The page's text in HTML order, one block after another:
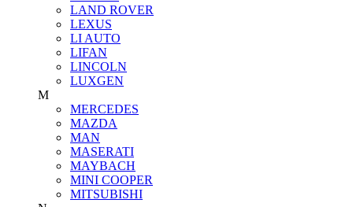
LAND ROVER
LEXUS
LI AUTO
LIFAN
LINCOLN
LUXGEN
M
MERCEDES
MAZDA
MAN
MASERATI
MAYBACH
MINI COOPER
MITSUBISHI